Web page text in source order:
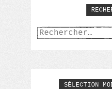
Rechercher :
SÉLECTION